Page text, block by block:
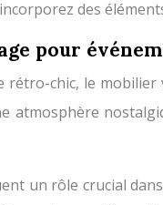
des
pour
rétro-chic, le
atmosphère
un rôle crucial